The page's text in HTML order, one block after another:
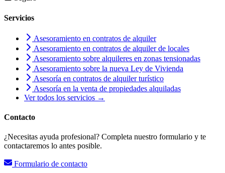
Servicios
Asesoramiento en contratos de alquiler
Asesoramiento en contratos de alquiler de locales
Asesoramiento sobre alquileres en zonas tensionadas
Asesoramiento sobre la nueva Ley de Vivienda
Asesoría en contratos de alquiler turístico
Asesoría en la venta de propiedades alquiladas
Ver todos los servicios →
Contacto
¿Necesitas ayuda profesional? Completa nuestro formulario y te
contactaremos lo antes posible.
Formulario de contacto